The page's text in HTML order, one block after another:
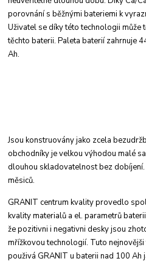
porovnání s běžnými bateriemik
Uživatel se díky této technologii
těchto baterii. Paleta baterií zahrnuje
Ah.
Jsou konstruovány jako zcela
obchodníky je velkou výhodoumalé
dlouhou skladovatelnostbez
měsiců.
GRANIT centrum kvality provedlo
kvality materialů a el.parametrů
že pozitivni i negativni desky jsou
mřížkovou technologií. Tuto
použivá GRANIT u baterii nad 100 Ah